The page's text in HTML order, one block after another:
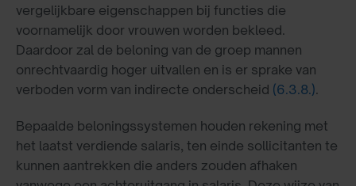
vergelijkbare eigenschappen bij functies die
voornamelijk door vrouwen worden bekleed.
Daardoor zal de beloning van de groep mannen
onrechtvaardig hoger uitvallen en is er sprake van
verboden vorm van indirecte onderscheid (6.3.8.).
Bepaalde beloningssystemen houden rekening met
het laatst verdiende salaris, ten einde sollicitanten te
kunnen aantrekken die anders zouden afhaken